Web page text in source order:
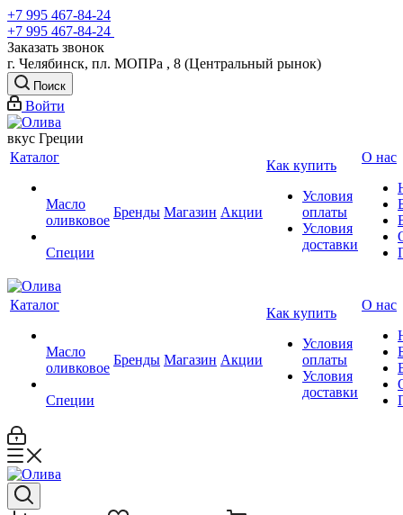
+7 995 467‑84‑24
+7 995 467‑84‑24
Заказать звонок
г. Челябинск, пл. МОПРа , 8 (Центральный рынок)
Поиск
Войти
вкус Греции
Каталог
Масло
оливковое
Специи
Бренды Магазин Акции
Как купить
Условия
оплаты
Условия
доставки
О нас
Каталог
Масло
оливковое
Специи
Бренды Магазин Акции
Как купить
Условия
оплаты
Условия
доставки
О нас